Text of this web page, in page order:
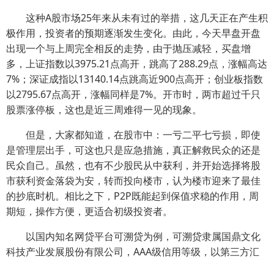
这种A股市场25年来从未有过的举措，这几天正在产生积
极作用，投资者的预期逐渐发生变化。由此，今天早盘开盘
出现一个与上周完全相反的走势，由于抛压减轻，买盘增
多，上证指数以3975.21点高开，跳高了288.29点，涨幅高达
7%；深证成指以13140.14点跳高近900点高开；创业板指数
以2795.67点高开，涨幅同样是7%。开市时，两市超过千只
股票涨停板，这也是近三周难得一见的现象。
但是，大家都知道，在股市中：一亏二平七亏损，即使
是管理层出手，可这也只是应急措施，真正解救民众的还是
民众自己。虽然，也有不少股民从中获利，并开始选择将股
市获利资金落袋为安，转而投向楼市，认为楼市迎来了最佳
的抄底时机。相比之下，P2P既能起到保值求稳的作用，周
期短，操作方便，更适合初级投资者。
以国内知名网贷平台可溯贷为例，可溯贷隶属国鼎文化
科技产业发展股份有限公司，AAA级信用等级，以第三方汇